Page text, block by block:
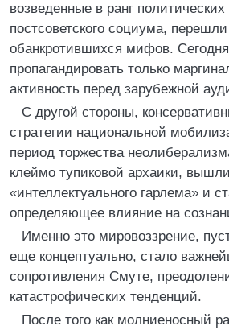
возведенные в ранг
постсоветского социума,
обанкротившихся мифов.
пропагандировать только
активность перед зарубежной
С другой стороны,
стратегии национальной
период торжества
клеймо тупиковой архаики,
«интеллектуального гарлема» и
определяющее влияние на
Именно это мировоззрение,
еще концептуально, стало
сопротивления Смуте,
катастрофических тенденций.
После того как молниеносный